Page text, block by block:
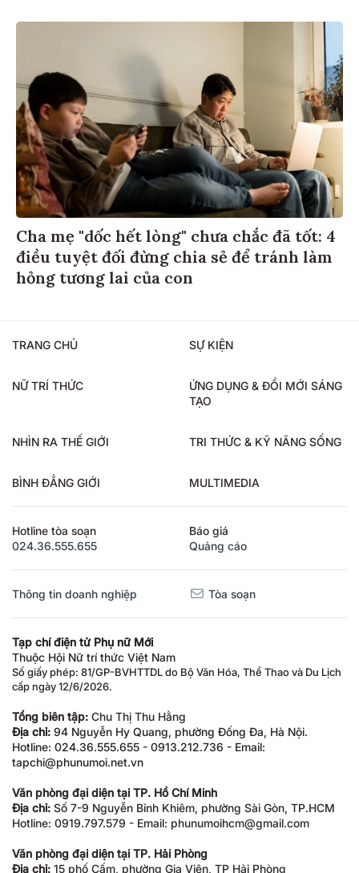
Cha mẹ "dốc hết lòng" chưa chắc đã tốt: 4
điều tuyệt đối đừng chia sẻ để tránh làm
hỏng tương lai của con
TRANG CHỦ SỰ KIỆN
NỮ TRÍ THỨC
ỨNG DỤNG & ĐỔI MỚI SÁNG
TẠO
NHÌN RA THẾ GIỚI TRI THỨC & KỸ NĂNG SỐNG
BÌNH ĐẲNG GIỚI MULTIMEDIA
Hotline tòa soạn
024.36.555.655
Báo giá
Quảng cáo
Thông tin doanh nghiệp Tòa soạn
Tạp chí điện tử Phụ nữ Mới
Thuộc Hội Nữ trí thức Việt Nam
Số giấy phép: 81/GP-BVHTTDL do Bộ Văn Hóa, Thể Thao và Du Lịch
cấp ngày 12/6/2026.
Tổng biên tập: Chu Thị Thu Hằng
Địa chỉ: 94 Nguyễn Hy Quang, phường Đống Đa, Hà Nội.
Hotline: 024.36.555.655 - 0913.212.736 - Email:
tapchi@phunumoi.net.vn
Văn phòng đại diện tại TP. Hồ Chí Minh
Địa chỉ: Số 7-9 Nguyễn Bỉnh Khiêm, phường Sài Gòn, TP.HCM
Hotline: 0919.797.579 - Email: phunumoihcm@gmail.com
Văn phòng đại diện tại TP. Hải Phòng